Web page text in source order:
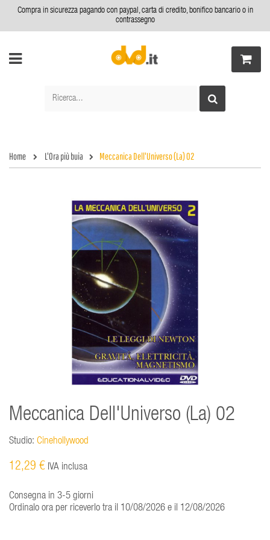
Compra in sicurezza pagando con paypal, carta di credito, bonifico bancario o in
contrassegno
Home L'Ora più buia Meccanica Dell'Universo (La) 02
Meccanica Dell'Universo (La) 02
Studio: Cinehollywood
12,29 € IVA inclusa
Consegna in 3-5 giorni
Ordinalo ora per riceverlo tra il 10/08/2026 e il 12/08/2026